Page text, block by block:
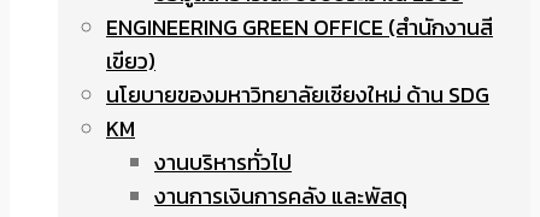
ENGINEERING GREEN OFFICE (สำนักงานสี
เขียว)
นโยบายของมหาวิทยาลัยเชียงใหม่ ด้าน SDG
KM
งานบริหารทั่วไป
งานการเงินการคลัง และพัสดุ